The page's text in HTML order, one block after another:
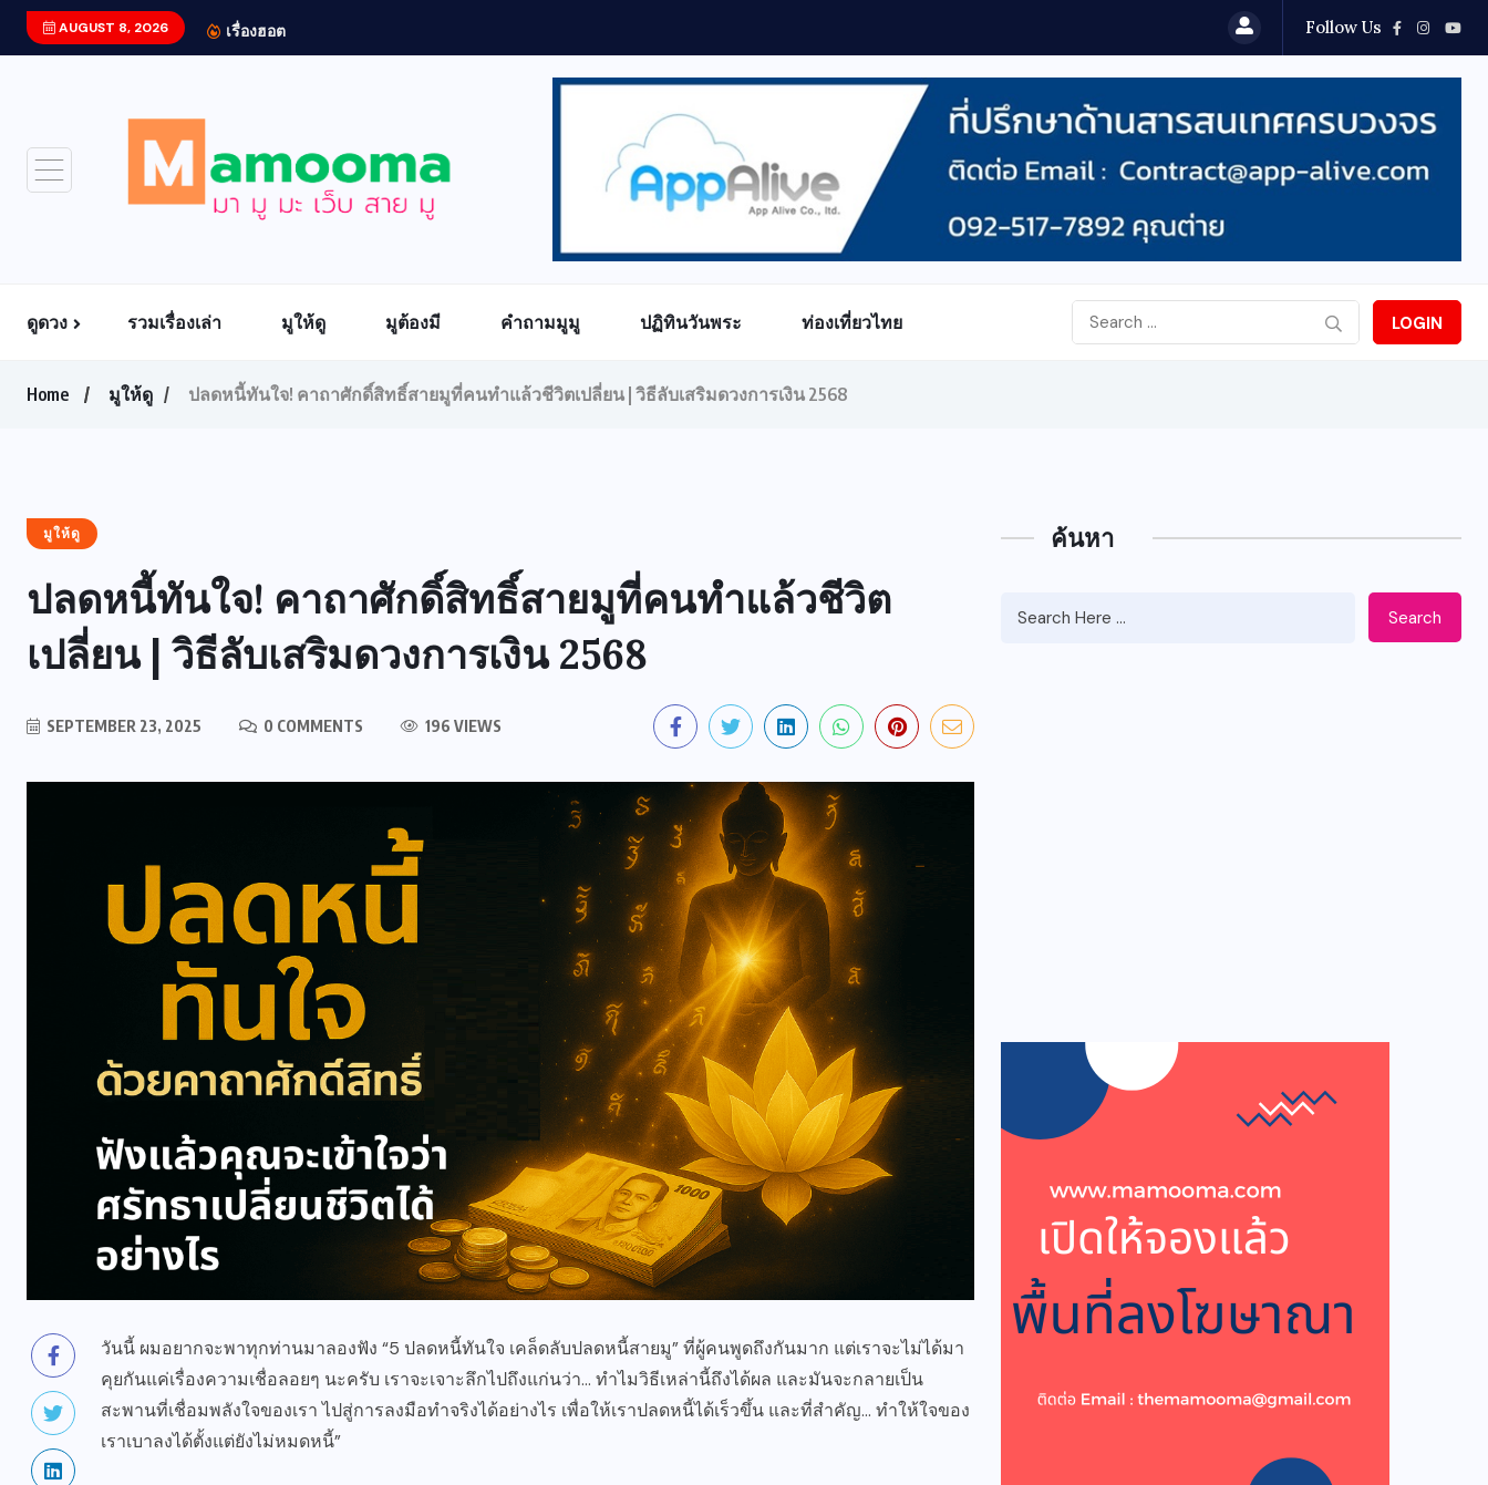
AUGUST 8, 2026 เรื่องฮอต Follow Us
ดูดวง รวมเรื่องเล่า มูให้ดู มูต้องมี คำถามมูมู ปฏิทินวันพระ ท่องเที่ยวไทย LOGIN
Home มูให้ดู ปลดหนี้ทันใจ! คาถาศักดิ์สิทธิ์สายมูที่คนทำแล้วชีวิตเปลี่ยน | วิธีลับเสริมดวงการเงิน 2568
มูให้ดู
ปลดหนี้ทันใจ! คาถาศักดิ์สิทธิ์สายมูที่คนทำแล้วชีวิต
เปลี่ยน | วิธีลับเสริมดวงการเงิน 2568
SEPTEMBER 23, 2025 0 COMMENTS 196 VIEWS
วันนี้ ผมอยากจะพาทุกท่านมาลองฟัง “5 ปลดหนี้ทันใจ เคล็ดลับปลดหนี้สายมู” ที่ผู้คนพูดถึงกันมาก แต่เราจะไม่ได้มา
คุยกันแค่เรื่องความเชื่อลอยๆ นะครับ เราจะเจาะลึกไปถึงแก่นว่า… ทำไมวิธีเหล่านี้ถึงได้ผล และมันจะกลายเป็น
สะพานที่เชื่อมพลังใจของเรา ไปสู่การลงมือทำจริงได้อย่างไร เพื่อให้เราปลดหนี้ได้เร็วขึ้น และที่สำคัญ… ทำให้ใจของ
เราเบาลงได้ตั้งแต่ยังไม่หมดหนี้”
ค้นหา
Search